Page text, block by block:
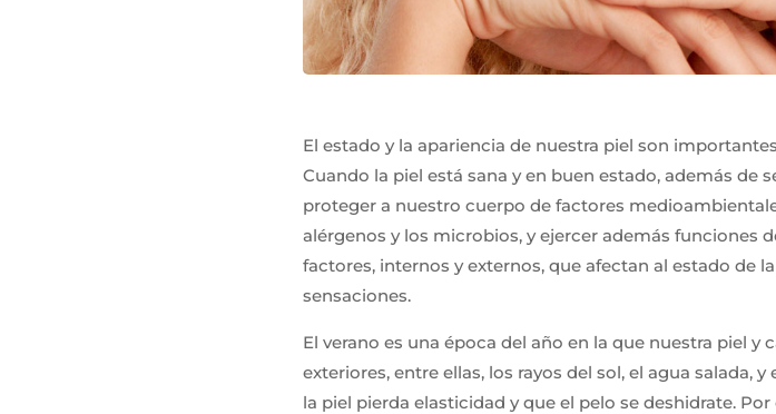
El estado y la apariencia de nuestra piel son
Cuando la piel está sana y en buen estado, además de
proteger a nuestro cuerpo de factores
alérgenos y los microbios, y ejercer además funciones
factores, internos y externos, que afectan al estado de
sensaciones.
El verano es una época del año en la que nuestra piel
exteriores, entre ellas, los rayos del sol, el agua salada,
la piel pierda elasticidad y que el pelo se deshidrate.